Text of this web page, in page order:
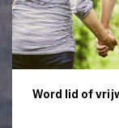
Word lid of